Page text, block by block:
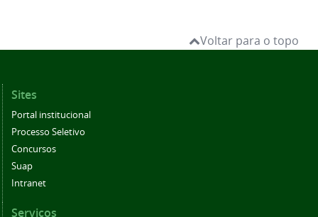
Voltar para o topo
Sites
Portal institucional
Processo Seletivo
Concursos
Suap
Intranet
Serviços